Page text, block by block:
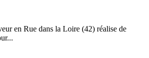
en Rue dans la Loire (42) réalise de